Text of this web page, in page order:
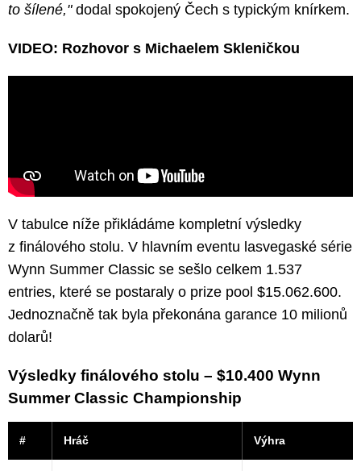
to šílené,"dodal spokojený Čech s typickým knírkem.
VIDEO: Rozhovor s Michaelem Skleničkou
V tabulce níže přikládáme kompletní výsledky
z finálového stolu. V hlavním eventu lasvegaské série
Wynn Summer Classic se sešlo celkem 1.537
entries, které se postaraly o prize pool $15.062.600.
Jednoznačně tak byla překonána garance 10 milionů
dolarů!
Výsledky finálového stolu – $10.400 Wynn
Summer Classic Championship
# Hráč Výhra